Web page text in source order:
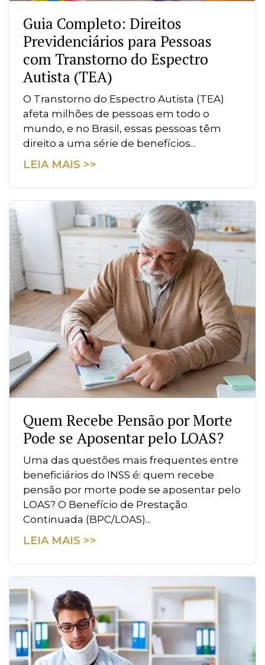
Guia Completo: Direitos
Previdenciários para Pessoas
com Transtorno do Espectro
Autista (TEA)
O Transtorno do Espectro Autista (TEA)
afeta milhões de pessoas em todo o
mundo, e no Brasil, essas pessoas têm
direito a uma série de benefícios...
LEIA MAIS >>
Quem Recebe Pensão por Morte
Pode se Aposentar pelo LOAS?
Uma das questões mais frequentes entre
beneficiários do INSS é: quem recebe
pensão por morte pode se aposentar pelo
LOAS? O Benefício de Prestação
Continuada (BPC/LOAS)...
LEIA MAIS >>